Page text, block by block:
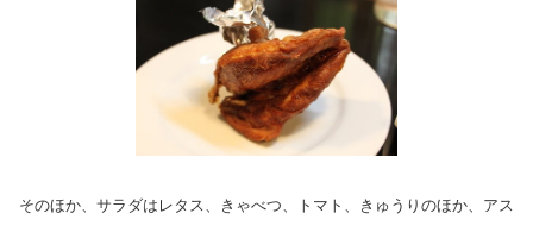
そのほか、サラダはレタス、きゃべつ、トマト、きゅうりのほか、アス